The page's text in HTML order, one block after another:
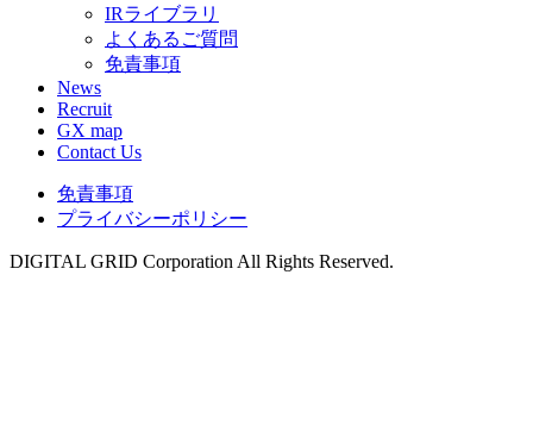
IRライブラリ
よくあるご質問
免責事項
News
Recruit
GX map
Contact Us
免責事項
プライバシーポリシー
DIGITAL GRID Corporation All Rights Reserved.